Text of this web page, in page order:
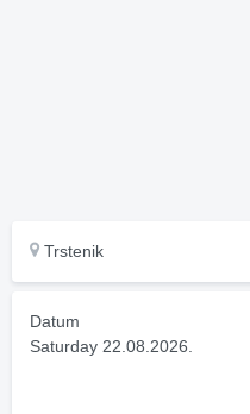
Trstenik
Datum
Saturday 22.08.2026.